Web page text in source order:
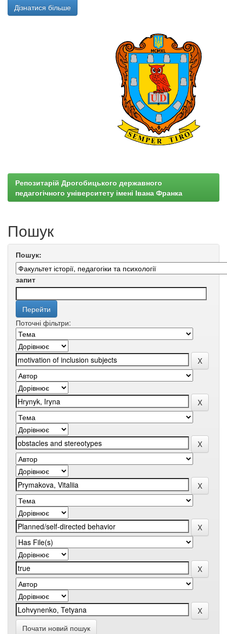
Дізнатися більше
Репозитарій Дрогобицького державного
педагогічного університету імені Івана Франка
Пошук
Пошук:
запит
Поточні фільтри:
Почати новий пошук